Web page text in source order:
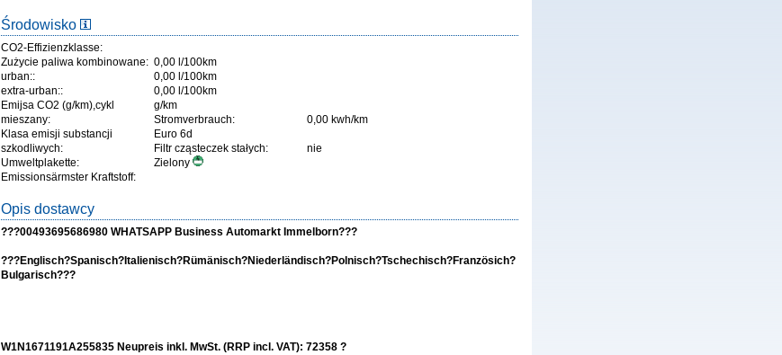
Środowisko
CO2-Effizienzklasse:
Zużycie paliwa kombinowane: 0,00 l/100km
urban::
0,00 l/100km
extra-urban::
0,00 l/100km
Emijsa CO2 (g/km),cykl
mieszany:
g/km
Stromverbrauch:
0,00 kwh/km
Klasa emisji substancji
szkodliwych:
Euro 6d
Filtr cząsteczek stałych:
nie
Umweltplakette:
Zielony
Emissionsärmster Kraftstoff:
Opis dostawcy
???00493695686980 WHATSAPP Business Automarkt Immelborn???
???Englisch?Spanisch?Italienisch?Rümänisch?Niederländisch?Polnisch?Tschechisch?Französich?
Bulgarisch???
W1N1671191A255835 Neupreis inkl. MwSt. (RRP incl. VAT): 72358 ?